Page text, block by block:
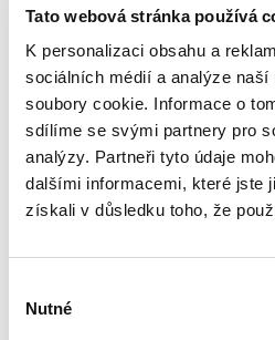
Tato webová stránka používá
K personalizaci obsahu a
sociálních médií a analýze
soubory cookie. Informace o
sdílíme se svými partnery pro
analýzy. Partneři tyto údaje
dalšími informacemi, které jste
získali v důsledku toho, že
souhlasu
Nutné
Pavel Šturma
490,00 Kč
Roky, které uplynuly od 1.
přinesly řadu změn v
ochraně lidských práv.
instrumenty rozvíjející